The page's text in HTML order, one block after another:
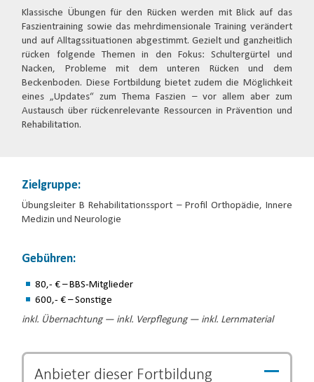
Klassische Übungen für den Rücken werden mit Blick auf das
Faszientraining sowie das mehrdimensionale Training verändert
und auf Alltagssituationen abgestimmt. Gezielt und ganzheitlich
rücken folgende Themen in den Fokus: Schultergürtel und
Nacken, Probleme mit dem unteren Rücken und dem
Beckenboden. Diese Fortbildung bietet zudem die Möglichkeit
eines „Updates“ zum Thema Faszien – vor allem aber zum
Austausch über rückenrelevante Ressourcen in Prävention und
Rehabilitation.
Zielgruppe:
Übungsleiter B Rehabilitationssport – Profil Orthopädie, Innere
Medizin und Neurologie
Gebühren:
80,- € – BBS-Mitglieder
600,- € – Sonstige
inkl. Übernachtung — inkl. Verpflegung — inkl. Lernmaterial
Anbieter dieser Fortbildung